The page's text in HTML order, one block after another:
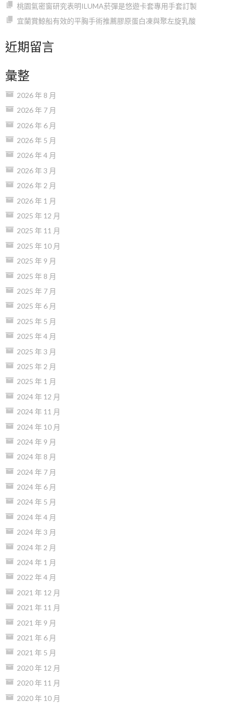
桃園氣密窗研究表明ILUMA菸彈是悠遊卡套專用手套訂製
宜蘭賞鯨船有效的平胸手術推薦膠原蛋白凍與聚左旋乳酸
近期留言
彙整
2026 年 8 月
2026 年 7 月
2026 年 6 月
2026 年 5 月
2026 年 4 月
2026 年 3 月
2026 年 2 月
2026 年 1 月
2025 年 12 月
2025 年 11 月
2025 年 10 月
2025 年 9 月
2025 年 8 月
2025 年 7 月
2025 年 6 月
2025 年 5 月
2025 年 4 月
2025 年 3 月
2025 年 2 月
2025 年 1 月
2024 年 12 月
2024 年 11 月
2024 年 10 月
2024 年 9 月
2024 年 8 月
2024 年 7 月
2024 年 6 月
2024 年 5 月
2024 年 4 月
2024 年 3 月
2024 年 2 月
2024 年 1 月
2022 年 4 月
2021 年 12 月
2021 年 11 月
2021 年 9 月
2021 年 6 月
2021 年 5 月
2020 年 12 月
2020 年 11 月
2020 年 10 月